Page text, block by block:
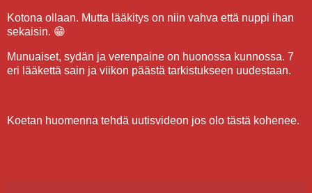
Kotona ollaan. Mutta lääkitys on niin vahva että nuppi ihan
sekaisin. 😁
Munuaiset, sydän ja verenpaine on huonossa kunnossa. 7
eri lääkettä sain ja viikon päästä tarkistukseen uudestaan.
Koetan huomenna tehdä uutisvideon jos olo tästä kohenee.